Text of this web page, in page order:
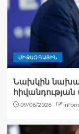
ՄԻՋԱԶԳԱՅԻՆ
Նախկին
հիվանդության
09/08/2026